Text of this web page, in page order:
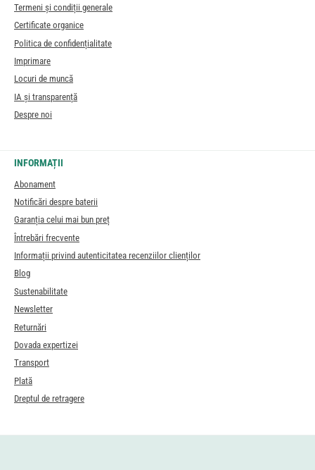
Termeni și condiții generale
Certificate organice
Politica de confidențialitate
Imprimare
Locuri de muncă
IA și transparență
Despre noi
INFORMAȚII
Abonament
Notificări despre baterii
Garanția celui mai bun preț
Întrebări frecvente
Informații privind autenticitatea recenziilor clienților
Blog
Sustenabilitate
Newsletter
Returnări
Dovada expertizei
Transport
Plată
Dreptul de retragere